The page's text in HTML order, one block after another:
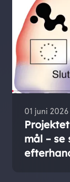
01 juni 2026
mål – se